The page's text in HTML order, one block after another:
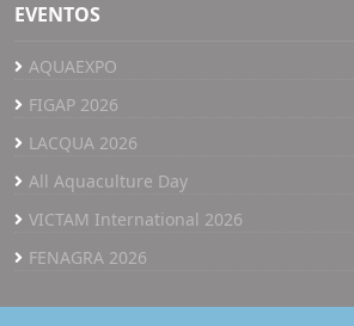
EVENTOS
AQUAEXPO
FIGAP 2026
LACQUA 2026
All Aquaculture Day
VICTAM International 2026
FENAGRA 2026